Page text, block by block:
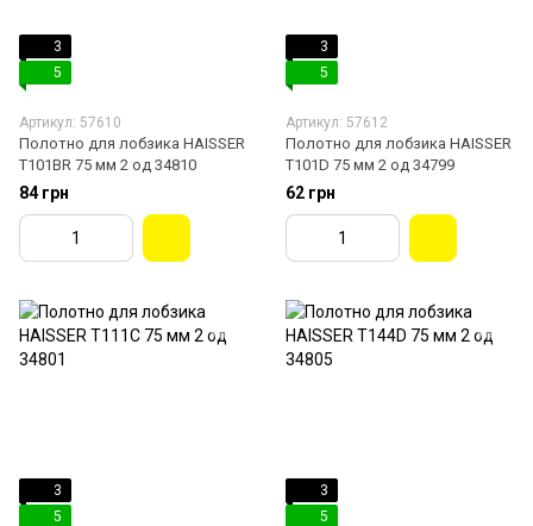
3
5
Артикул: 57610
Полотно для лобзика HAISSER
T101BR 75 мм 2 од 34810
84 грн
3
5
Артикул: 57612
Полотно для лобзика HAISSER
T101D 75 мм 2 од 34799
62 грн
3
5
3
5